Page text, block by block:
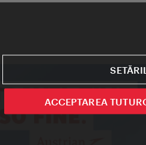
ACCEPTAREA